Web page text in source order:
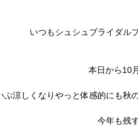
いつもシュシュブライダル
本日から10
ぶ涼しくなりやっと体感的にも秋
今年も残